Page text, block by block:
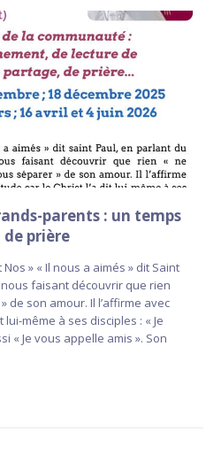
parents : un temps
de prière
» « Il nous a aimés » dit Saint
faisant découvrir que rien
de son amour. Il l’affirme avec
lui-même à ses disciples : « Je
« Je vous appelle amis ». Son